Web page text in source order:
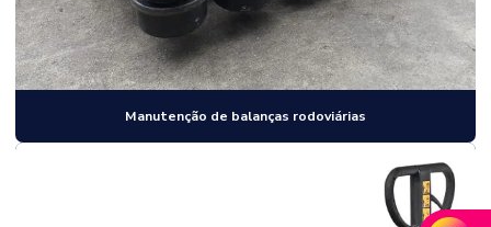
Manutenção de balanças rodoviárias